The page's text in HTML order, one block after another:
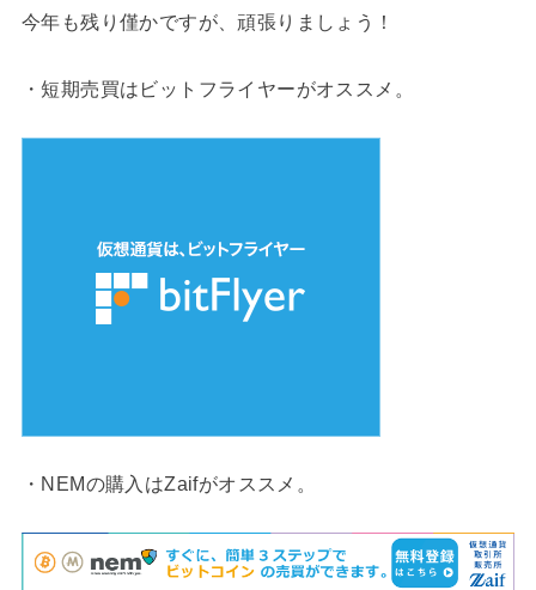
今年も残り僅かですが、頑張りましょう！
・短期売買はビットフライヤーがオススメ。
・NEMの購入はZaifがオススメ。